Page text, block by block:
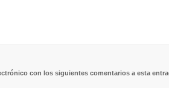
con los siguientes comentarios a esta